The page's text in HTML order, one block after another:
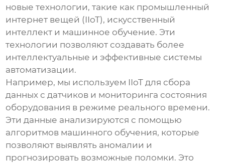
новые технологии, такие как промышленный
интернет вещей (IIoT), искусственный
интеллект и машинное обучение. Эти
технологии позволяют создавать более
интеллектуальные и эффективные системы
автоматизации.
Например, мы используем IIoT для сбора
данных с датчиков и мониторинга состояния
оборудования в режиме реального времени.
Эти данные анализируются с помощью
алгоритмов машинного обучения, которые
позволяют выявлять аномалии и
прогнозировать возможные поломки. Это